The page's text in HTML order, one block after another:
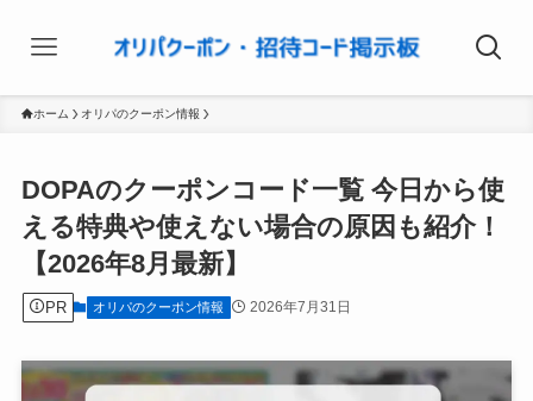
ホーム オリパのクーポン情報
DOPAのクーポンコード一覧 今日から使
える特典や使えない場合の原因も紹介！
【2026年8月最新】
PR オリパのクーポン情報 2026年7月31日